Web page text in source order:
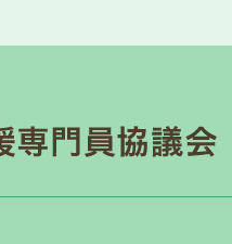
団体等から 【日本介
令和８年
令和8年度